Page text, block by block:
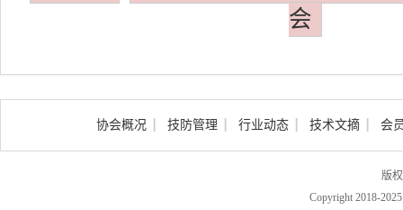
会
协会概况 技防管理 行业动态 技术文摘 会
版
Copyright 2018-